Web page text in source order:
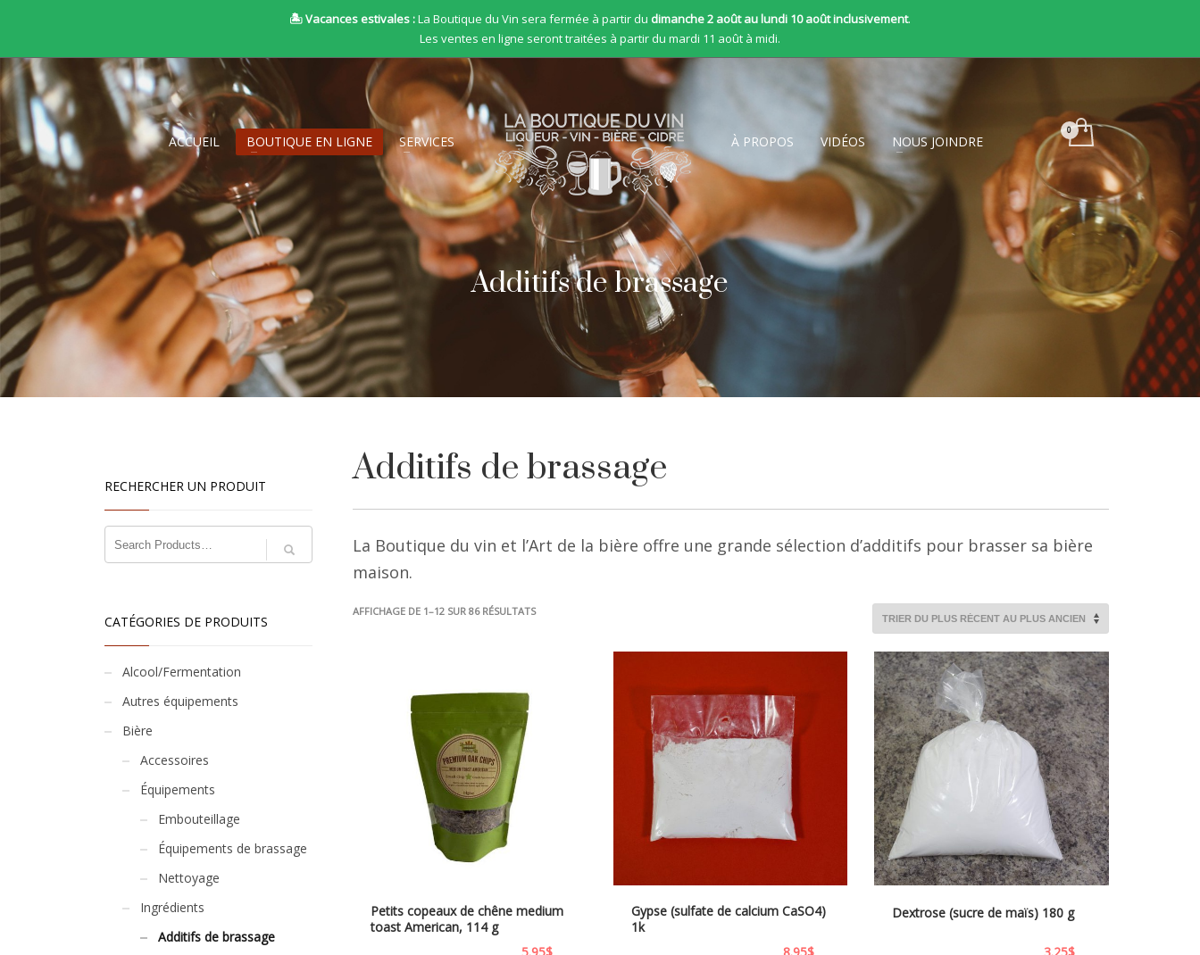
🏝 Vacances estivales :La Boutique du Vin sera fermée à partir du dimanche 2 août au lundi 10 août inclusivement.
Les ventes en ligne seront traitées à partir du mardi 11 août à midi.
ACCUEIL BOUTIQUE EN LIGNE SERVICES À PROPOS VIDÉOS NOUS JOINDRE
Additifs de brassage
Additifs de brassage
La Boutique du vin et l’Art de la bière offre une grande sélection d’additifs pour brasser sa bière
maison.
AFFICHAGE DE 1–12 SUR 86 RÉSULTATSTRIÉ
Petits copeaux de chêne medium
toast American, 114 g
Gypse (sulfate de calcium CaSO4)
1k
Dextrose (sucre de maïs) 180 g
RECHERCHER UN PRODUIT
CATÉGORIES DE PRODUITS
Alcool/Fermentation
Autres équipements
Bière
Accessoires
Équipements
Embouteillage
Équipements de brassage
Nettoyage
Ingrédients
Additifs de brassage